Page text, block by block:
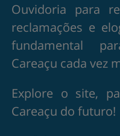
Ouvidoria para
reclamações e
fundamental
Careaçu cada vez
Explore o site,
Careaçu do futuro!